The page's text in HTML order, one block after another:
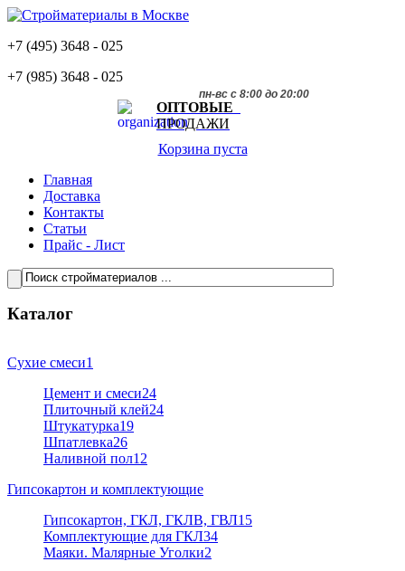
+7 (495) 3648 - 025
+7 (985) 3648 - 025
пн-вс с 8:00 до 20:00
ОПТОВЫЕ
ПРОДАЖИ
Корзина пуста
Главная
Доставка
Контакты
Статьи
Прайс - Лист
Каталог
Сухие смеси1
Цемент и смеси24
Плиточный клей24
Штукатурка19
Шпатлевка26
Наливной пол12
Гипсокартон и комплектующие
Гипсокартон, ГКЛ, ГКЛВ, ГВЛ15
Комплектующие для ГКЛ34
Маяки. Малярные Уголки2